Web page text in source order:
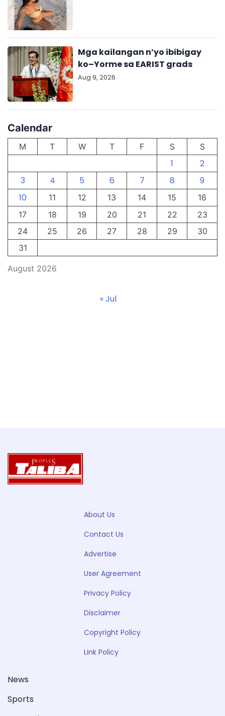
Mga kailangan n’yo ibibigay
ko–Yorme sa EARIST grads
Aug 9, 2026
Calendar
August 2026
M T W T F S S
1
2
3
4 5 6 7 8
9
10
11 12 13 14 15
16
17
18 19 20 21 22
23
24
25 26 27 28 29
30
31
« Jul
About Us
Contact Us
Advertise
User Agreement
Privacy Policy
Disclaimer
Copyright Policy
Link Policy
News
Sports